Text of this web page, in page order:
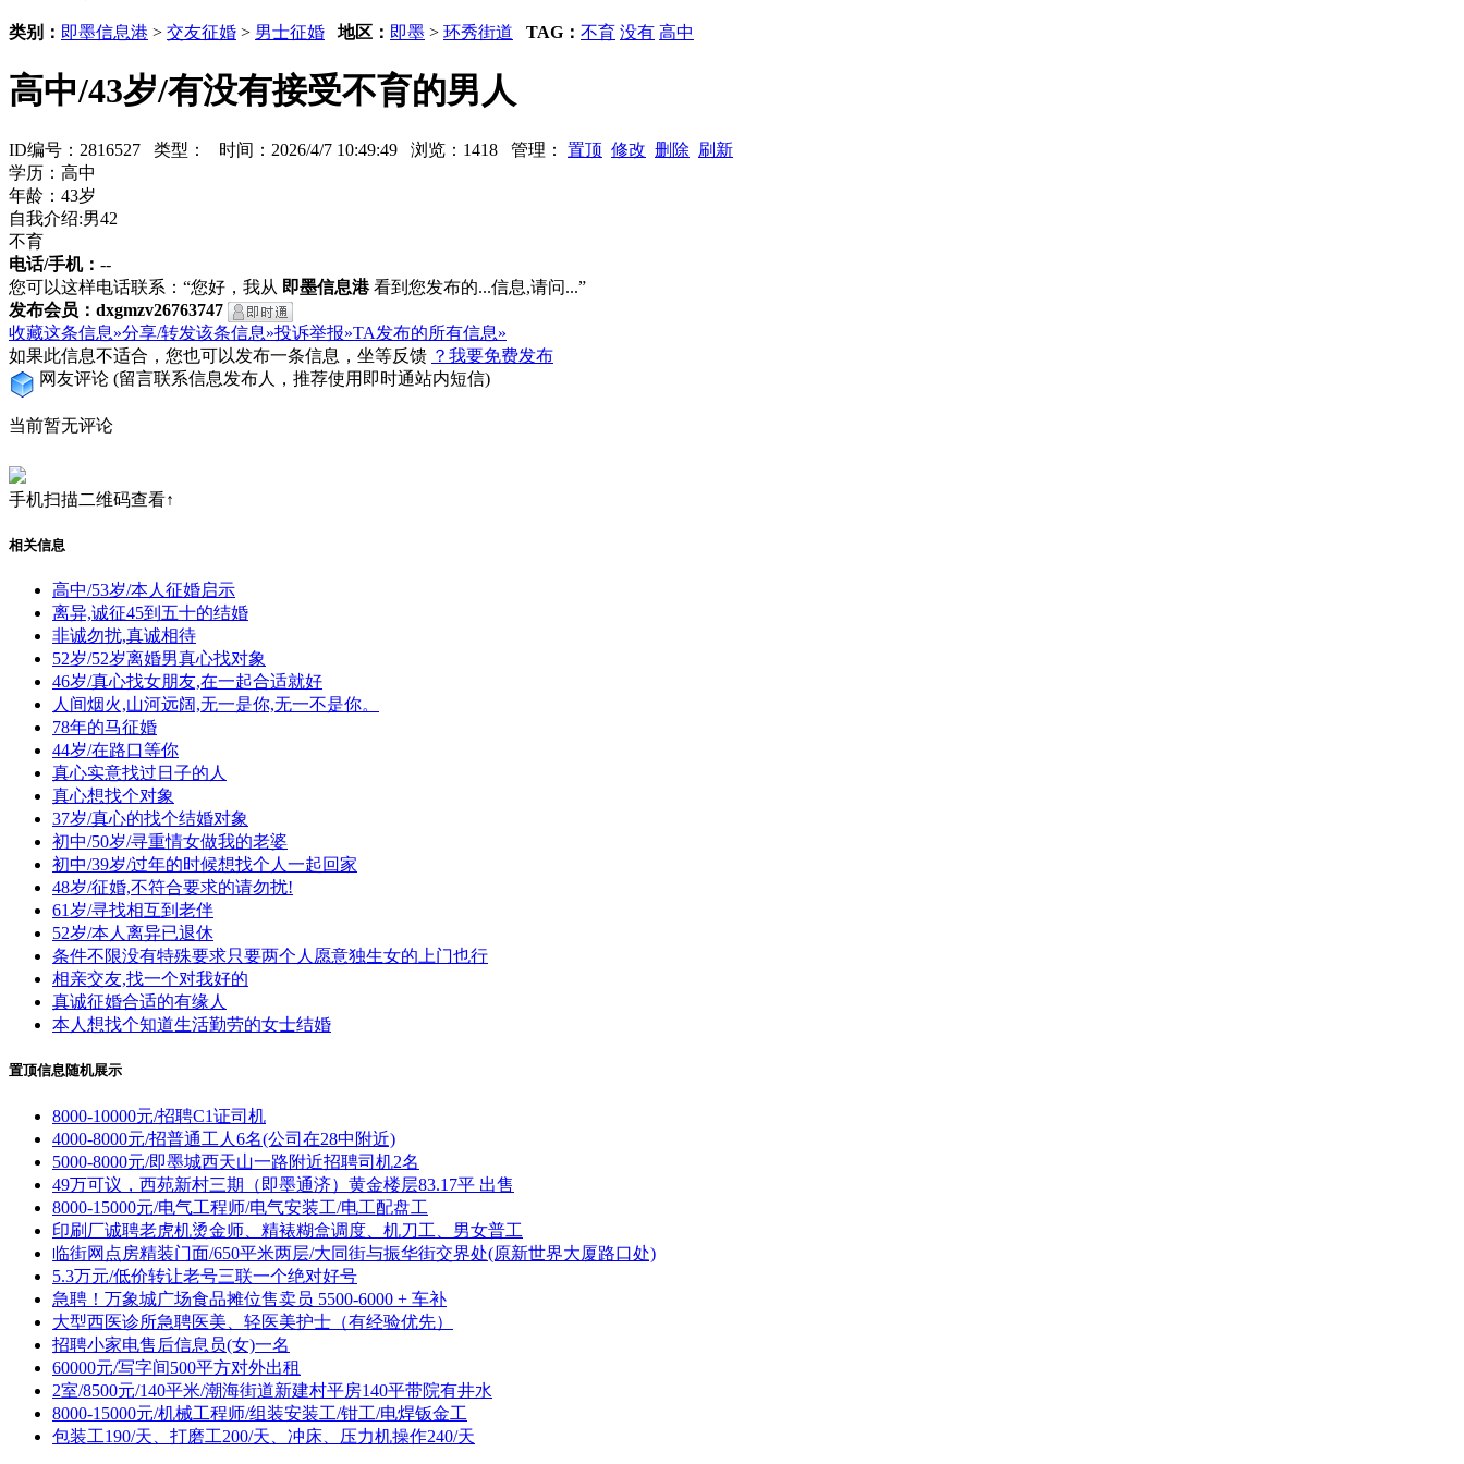
类别： 即墨信息港 > 交友征婚 > 男士征婚 地区： 即墨 > 环秀街道 TAG： 不育 没有 高中
高中/43岁/有没有接受不育的男人
ID编号：2816527 类型： 时间：2026/4/7 10:49:49 浏览：1418 管理： 置顶 修改 删除 刷新
学历：高中
年龄：43岁
自我介绍:男42
不育
电话/手机： --
您可以这样电话联系：“您好，我从 即墨信息港看到您发布的...信息,请问...”
发布会员：dxgmzv26763747
收藏这条信息»分享/转发该条信息»投诉举报»TA发布的所有信息»
如果此信息不适合，您也可以发布一条信息，坐等反馈 ？我要免费发布
网友评论 (留言联系信息发布人，推荐使用即时通站内短信)
当前暂无评论
手机扫描二维码查看↑
相关信息
高中/53岁/本人征婚启示
离异,诚征45到五十的结婚
非诚勿扰,真诚相待
52岁/52岁离婚男真心找对象
46岁/真心找女朋友,在一起合适就好
人间烟火,山河远阔,无一是你,无一不是你。
78年的马征婚
44岁/在路口等你
真心实意找过日子的人
真心想找个对象
37岁/真心的找个结婚对象
初中/50岁/寻重情女做我的老婆
初中/39岁/过年的时候想找个人一起回家
48岁/征婚,不符合要求的请勿扰!
61岁/寻找相互到老伴
52岁/本人离异已退休
条件不限没有特殊要求只要两个人愿意独生女的上门也行
相亲交友,找一个对我好的
真诚征婚合适的有缘人
本人想找个知道生活勤劳的女士结婚
置顶信息随机展示
8000-10000元/招聘C1证司机
4000-8000元/招普通工人6名(公司在28中附近)
5000-8000元/即墨城西天山一路附近招聘司机2名
49万可议，西苑新村三期（即墨通济）黄金楼层83.17平 出售
8000-15000元/电气工程师/电气安装工/电工配盘工
印刷厂诚聘老虎机烫金师、精裱糊盒调度、机刀工、男女普工
临街网点房精装门面/650平米两层/大同街与振华街交界处(原新世界大厦路口处)
5.3万元/低价转让老号三联一个绝对好号
急聘！万象城广场食品摊位售卖员 5500-6000 + 车补
大型西医诊所急聘医美、轻医美护士（有经验优先）
招聘小家电售后信息员(女)一名
60000元/写字间500平方对外出租
2室/8500元/140平米/潮海街道新建村平房140平带院有井水
8000-15000元/机械工程师/组装安装工/钳工/电焊钣金工
包装工190/天、打磨工200/天、冲床、压力机操作240/天